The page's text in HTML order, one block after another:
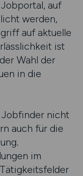
auf
werden,
auf aktuelle
ist
Wahl der
in die
Jobfinder nicht
auch für die
im